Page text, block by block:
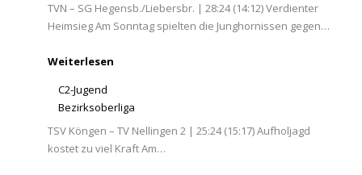
TVN – SG Hegensb./Liebersbr. | 28:24 (14:12) Verdienter
Heimsieg Am Sonntag spielten die Junghornissen gegen…
Weiterlesen
C2-Jugend
Bezirksoberliga
TSV Köngen – TV Nellingen 2 | 25:24 (15:17) Aufholjagd
kostet zu viel Kraft Am…